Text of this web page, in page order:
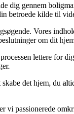
gennem
betroede kilde til
Vores
om dit
lettere for
det hjem, du
passionerede